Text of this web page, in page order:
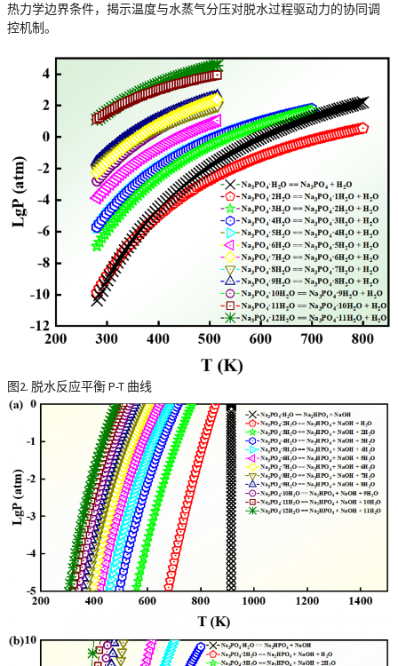
热力学边界条件，揭示温度与水蒸气分压对脱水过程驱动力的协同调
控机制。
图2. 脱水反应平衡 P-T 曲线